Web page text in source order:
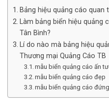
Bảng hiệu quảng cáo quan
Làm bảng biển hiệu quảng
Tân Bình?
Lí do nào mà bảng hiệu
Thương mại Quảng Cáo TB
mẫu biển quảng cáo ấn
mẫu biển quảng cáo đẹp
mẫu biển quảng cáo đứng